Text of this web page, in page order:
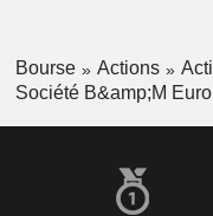
Bourse Actions
Société B&amp;M